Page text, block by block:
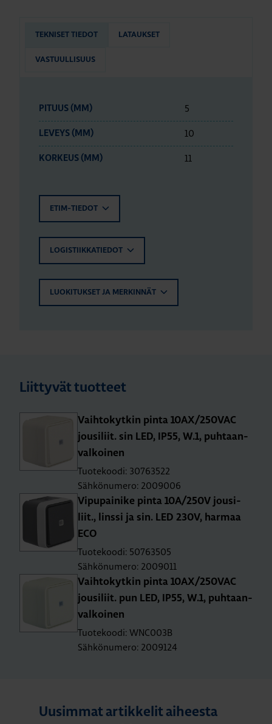
TEKNISET TIEDOT LATAUKSET
VASTUULLISUUS
PITUUS (MM) 5
LEVEYS (MM) 10
KORKEUS (MM) 11
ETIM-TIEDOT
LOGISTIIKKATIEDOT
LUOKITUKSET JA MERKINNÄT
Liittyvät tuotteet
Vaih­to­kyt­kin pinta 10AX/250­VAC
jousi­liit. sin LED, IP55, W.1, puh­taan­
val­koi­nen
Tuotekoodi: 30763522
Sähkönumero: 2009006
Vi­pu­pai­ni­ke pinta 10A/250V jousi­
liit., lins­si ja sin. LED 230V, har­maa
ECO
Tuotekoodi: 50763505
Sähkönumero: 2009011
Vaih­to­kyt­kin pinta 10AX/250­VAC
jousi­liit. pun LED, IP55, W.1, puh­taan­
val­koi­nen
Tuotekoodi: WNC003B
Sähkönumero: 2009124
Uusimmat artikkelit aiheesta